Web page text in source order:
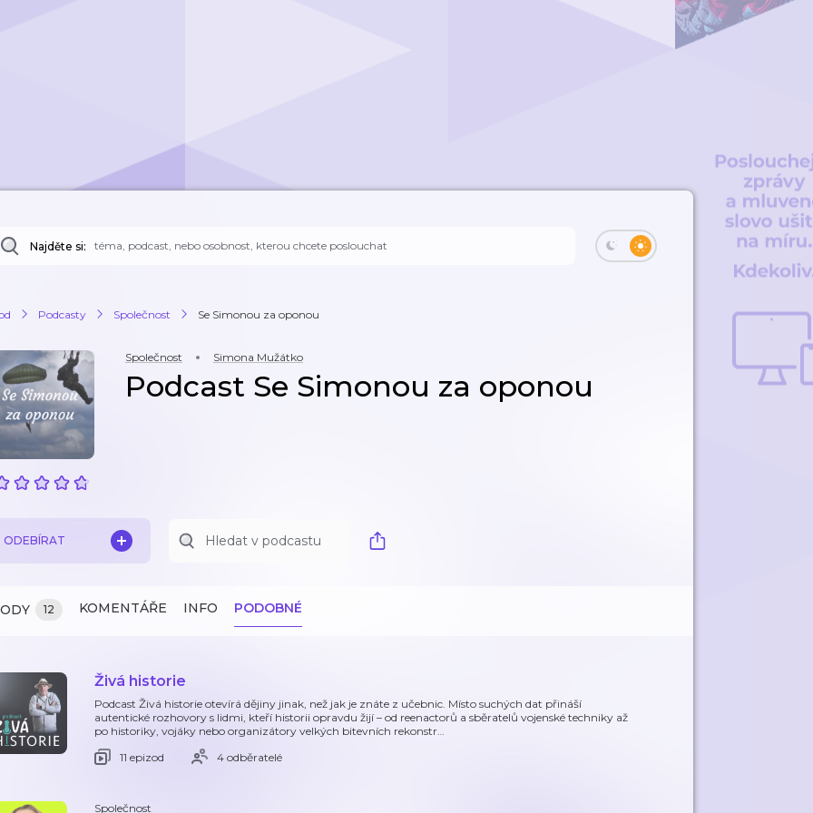
Najděte si:
Podcasty Společnost Se Simonou za oponou
Společnost Simona Mužátko
Podcast Se Simonou za oponou
ODEBÍRAT
12 KOMENTÁŘE INFO PODOBNÉ
Živá historie
Podcast Živá historie otevírá dějiny jinak, než jak je znáte z učebnic. Místo suchých dat přináší
autentické rozhovory s lidmi, kteří historii opravdu žijí – od reenactorů a sběratelů vojenské techniky až
po historiky, vojáky nebo organizátory velkých bitevních rekonstr…
11 epizod
4 odběratelé
Společnost